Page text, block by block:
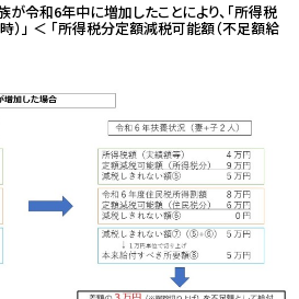
が令和6年中に増加したことにより、「所得税
」 ＜ 「所得税分定額減税可能額（不足額給